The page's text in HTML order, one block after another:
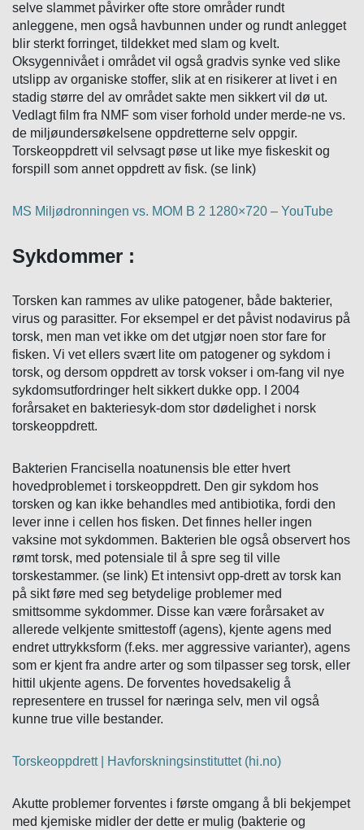
selve slammet påvirker ofte store områder rundt
anleggene, men også havbunnen under og rundt anlegget
blir sterkt forringet, tildekket med slam og kvelt.
Oksygennivået i området vil også gradvis synke ved slike
utslipp av organiske stoffer, slik at en risikerer at livet i en
stadig større del av området sakte men sikkert vil dø ut.
Vedlagt film fra NMF som viser forhold under merde-ne vs.
de miljøundersøkelsene oppdretterne selv oppgir.
Torskeoppdrett vil selvsagt pøse ut like mye fiskeskit og
forspill som annet oppdrett av fisk. (se link)
MS Miljødronningen vs. MOM B 2 1280×720 – YouTube
Sykdommer :
Torsken kan rammes av ulike patogener, både bakterier,
virus og parasitter. For eksempel er det påvist nodavirus på
torsk, men man vet ikke om det utgjør noen stor fare for
fisken. Vi vet ellers svært lite om patogener og sykdom i
torsk, og dersom oppdrett av torsk vokser i om-fang vil nye
sykdomsutfordringer helt sikkert dukke opp. I 2004
forårsaket en bakteriesyk-dom stor dødelighet i norsk
torskeoppdrett.
Bakterien Francisella noatunensis ble etter hvert
hovedproblemet i torskeoppdrett. Den gir sykdom hos
torsken og kan ikke behandles med antibiotika, fordi den
lever inne i cellen hos fisken. Det finnes heller ingen
vaksine mot sykdommen. Bakterien ble også observert hos
rømt torsk, med potensiale til å spre seg til ville
torskestammer. (se link) Et intensivt opp-drett av torsk kan
på sikt føre med seg betydelige problemer med
smittsomme sykdommer. Disse kan være forårsaket av
allerede velkjente smittestoff (agens), kjente agens med
endret uttrykksform (f.eks. mer aggressive varianter), agens
som er kjent fra andre arter og som tilpasser seg torsk, eller
hittil ukjente agens. De forventes hovedsakelig å
representere en trussel for næringa selv, men vil også
kunne true ville bestander.
Torskeoppdrett | Havforskningsinstituttet (hi.no)
Akutte problemer forventes i første omgang å bli bekjempet
med kjemiske midler der dette er mulig (bakterie og